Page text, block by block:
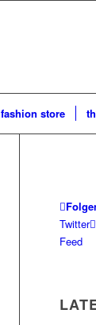
fashion store
Twitter
Feed